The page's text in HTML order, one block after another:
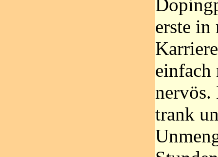
erste in
einfach
trank